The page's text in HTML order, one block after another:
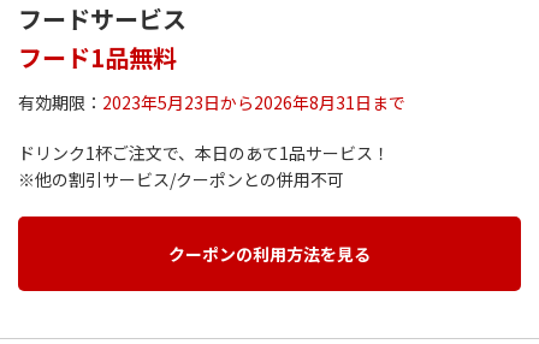
フードサービス
フード1品無料
有効期限： 2023年5月23日から2026年8月31日まで
ドリンク1杯ご注文で、本日のあて1品サービス！
※他の割引サービス/クーポンとの併用不可
クーポンの利用方法を見る